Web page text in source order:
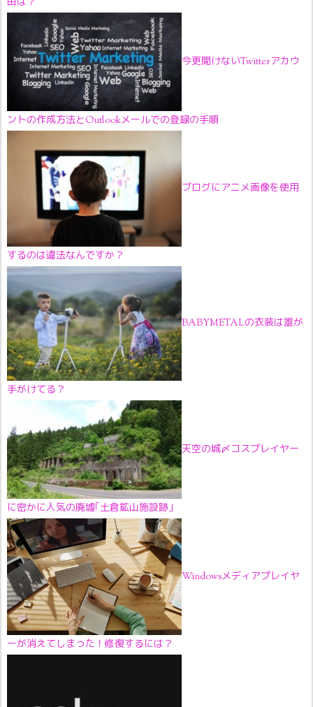
由は？
今更聞けないTwitterアカウ
ントの作成方法とOutlookメールでの登録の手順
ブログにアニメ画像を使用
するのは違法なんですか？
BABYMETALの衣装は誰が
手がけてる？
天空の城〆コスプレイヤー
に密かに人気の廃墟｢土倉鉱山施設跡｣
Windowsメディアプレイヤ
ーが消えてしまった！修復するには？